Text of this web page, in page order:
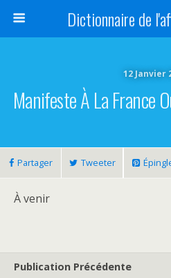
Dictionnaire de
12 Janvier
Manifeste À La France
Partager Tweeter
À venir
Publication Précédente